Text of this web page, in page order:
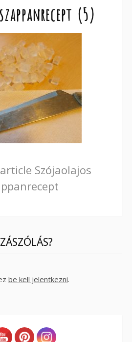
(5)
Szójaolajos
be kell jelentkezni.